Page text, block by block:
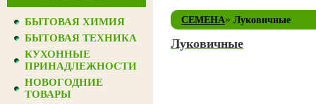
БЫТОВАЯ ХИМИЯ
БЫТОВАЯ ТЕХНИКА
КУХОННЫЕ
ПРИНАДЛЕЖНОСТИ
НОВОГОДНИЕ
ТОВАРЫ
СЕМЕНА» Луковичные
Луковичные